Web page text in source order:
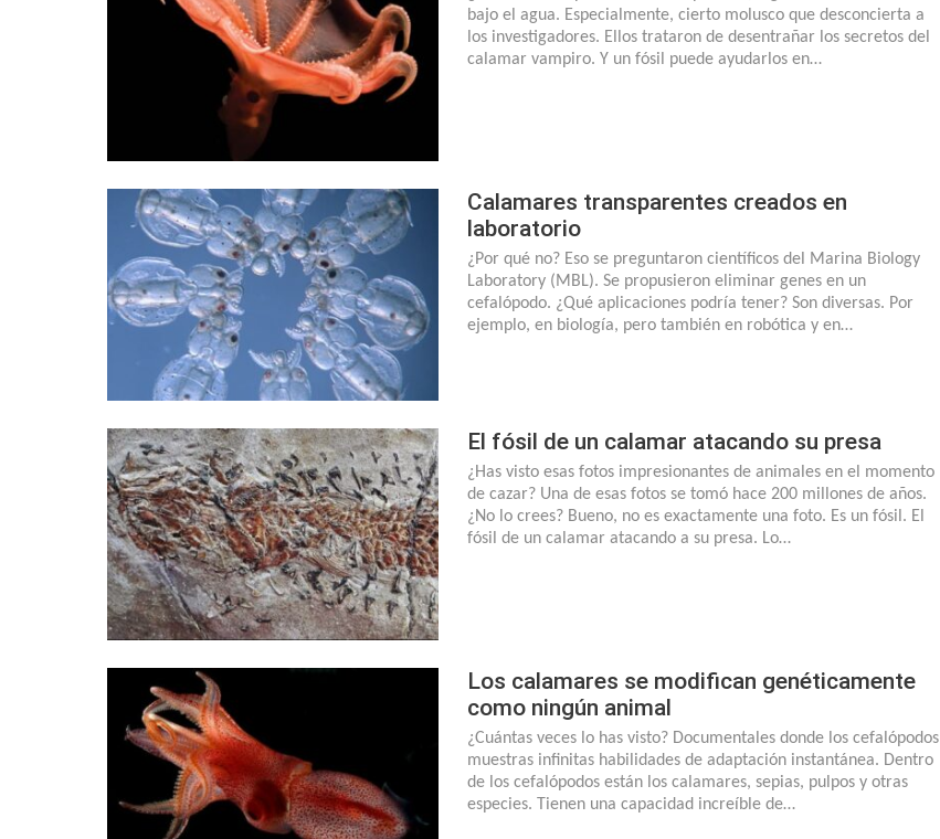
bajo el agua. Especialmente, cierto molusco que desconcierta a
los investigadores. Ellos trataron de desentrañar los secretos del
calamar vampiro. Y un fósil puede ayudarlos en…
Calamares transparentes creados en
laboratorio
¿Por qué no? Eso se preguntaron científicos del Marina Biology
Laboratory (MBL). Se propusieron eliminar genes en un
cefalópodo. ¿Qué aplicaciones podría tener? Son diversas. Por
ejemplo, en biología, pero también en robótica y en…
El fósil de un calamar atacando su presa
¿Has visto esas fotos impresionantes de animales en el momento
de cazar? Una de esas fotos se tomó hace 200 millones de años.
¿No lo crees? Bueno, no es exactamente una foto. Es un fósil. El
fósil de un calamar atacando a su presa. Lo…
Los calamares se modifican genéticamente
como ningún animal
¿Cuántas veces lo has visto? Documentales donde los cefalópodos
muestras infinitas habilidades de adaptación instantánea. Dentro
de los cefalópodos están los calamares, sepias, pulpos y otras
especies. Tienen una capacidad increíble de…